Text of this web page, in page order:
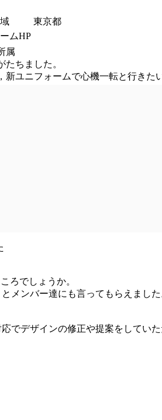
東京都
ムHP
属
ちました。
ユニフォームで心機一転と行きた
ろでしょうか。
メンバー達にも言ってもらえました
でデザインの修正や提案をしてい